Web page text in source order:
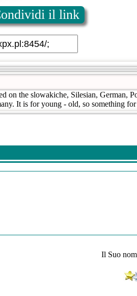
il link
on the slowakiche, Silesian, German,
It is for young - old, so something
Il Suo